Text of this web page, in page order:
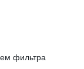
фильтра